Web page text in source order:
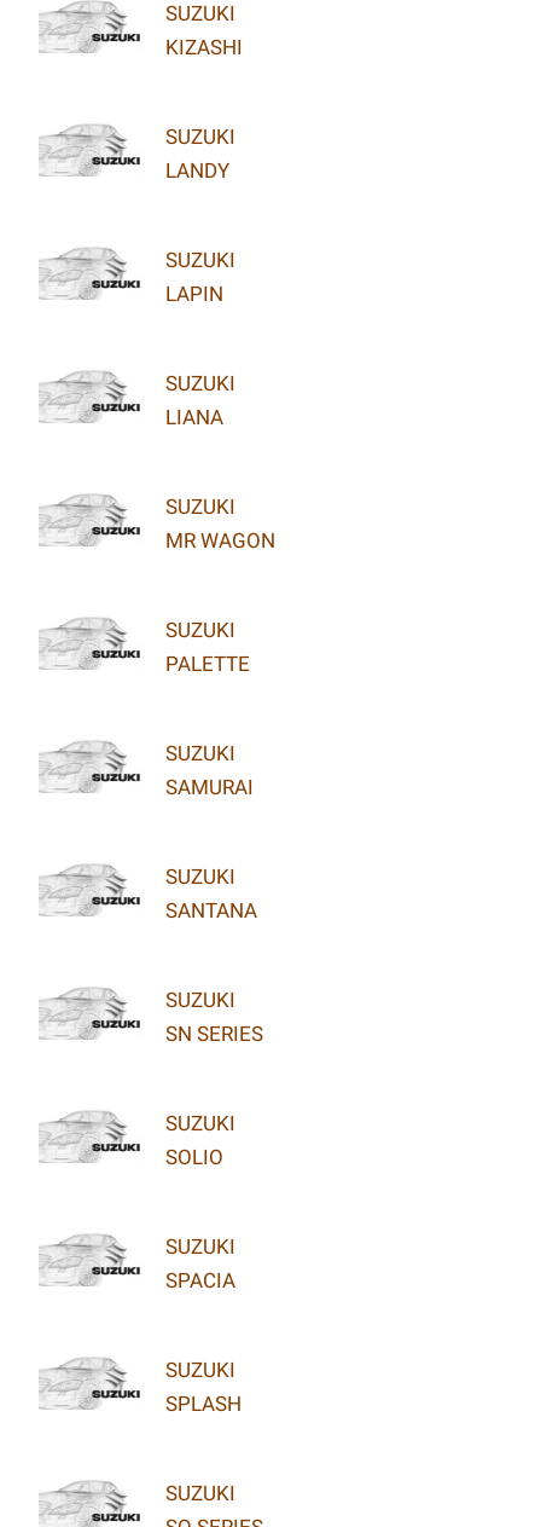
SUZUKI
KIZASHI
SUZUKI
LANDY
SUZUKI
LAPIN
SUZUKI
LIANA
SUZUKI
MR WAGON
SUZUKI
PALETTE
SUZUKI
SAMURAI
SUZUKI
SANTANA
SUZUKI
SN SERIES
SUZUKI
SOLIO
SUZUKI
SPACIA
SUZUKI
SPLASH
SUZUKI